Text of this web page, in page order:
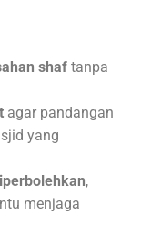
shaf tanpa
agar pandangan
yang
,
menjaga